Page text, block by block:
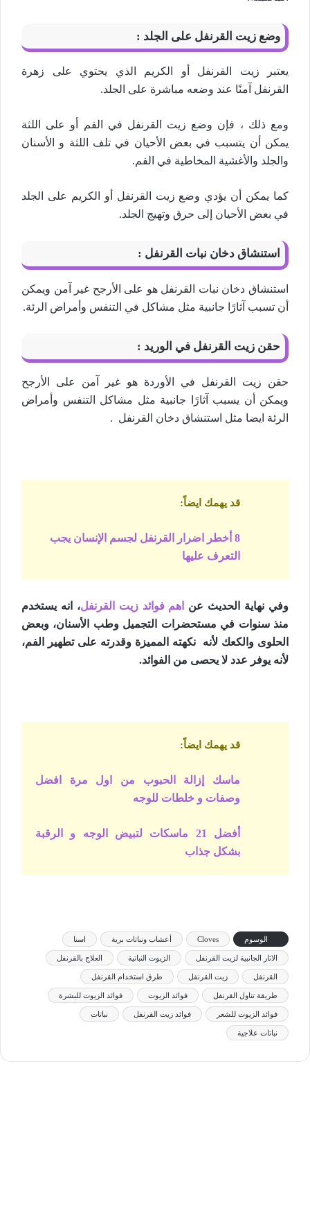
وضع زيت القرنفل على الجلد :
يعتبر زيت القرنفل أو الكريم الذي يحتوي على زهرة
القرنفل آمنًا عند وضعه مباشرة على الجلد.
ومع ذلك ، فإن وضع زيت القرنفل في الفم أو على اللثة
يمكن أن يتسبب في بعض الأحيان في تلف اللثة و الأسنان
والجلد والأغشية المخاطية في الفم.
كما يمكن أن يؤدي وضع زيت القرنفل أو الكريم على الجلد
في بعض الأحيان إلى حرق وتهيج الجلد.
استنشاق دخان نبات القرنفل :
استنشاق دخان نبات القرنفل هو على الأرجح غير آمن ويمكن
أن تسبب آثارًا جانبية مثل مشاكل في التنفس وأمراض الرئة.
حقن زيت القرنفل في الوريد :
حقن زيت القرنفل في الأوردة هو غير آمن على الأرجح
ويمكن أن يسبب آثارًا جانبية مثل مشاكل التنفس وأمراض
الرئة ايضا مثل استنشاق دخان القرنفل .
قد يهمك ايضاً:
8 أخطر اضرار القرنفل لجسم الإنسان يجب
التعرف عليها
وفي نهاية الحديث عن اهم فوائد زيت القرنفل، انه يستخدم
منذ سنوات في مستحضرات التجميل وطب الأسنان، وبعض
الحلوى والكعك لأنه نكهته المميزة وقدرته على تطهير الفم،
لأنه يوفر عدد لا يحصى من الفوائد.
قد يهمك ايضاً:
ماسك إزالة الحبوب من اول مرة افضل
وصفات و خلطات للوجه
أفضل 21 ماسكات لتبيض الوجه و الرقبة
بشكل جذاب
الوسوم Cloves أعشاب ونباتات برية اسنا
الاثار الجانبية لزيت القرنفل الزيوت النباتية العلاج بالقرنفل
القرنفل زيت القرنفل طرق استخدام القرنفل
طريقة تناول القرنفل فوائد الزيوت فوائد الزيوت للبشرة
فوائد الزيوت للشعر فوائد زيت القرنفل نباتات
نباتات علاجية